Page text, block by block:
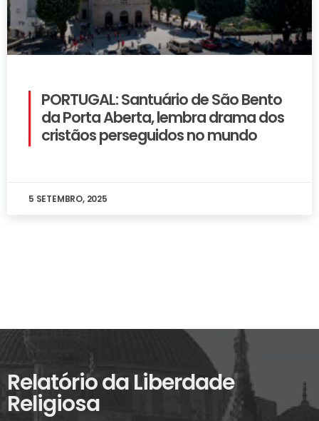
PORTUGAL: Santuário de São Bento
da Porta Aberta, lembra drama dos
cristãos perseguidos no mundo
5 SETEMBRO, 2025
Relatório da Liberdade
Religiosa